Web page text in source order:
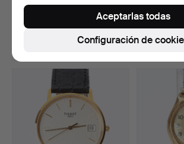
RELOJ DE PULSERA. Caj…
Subastado
6 pujas
Configuración de
Aceptarlas todas